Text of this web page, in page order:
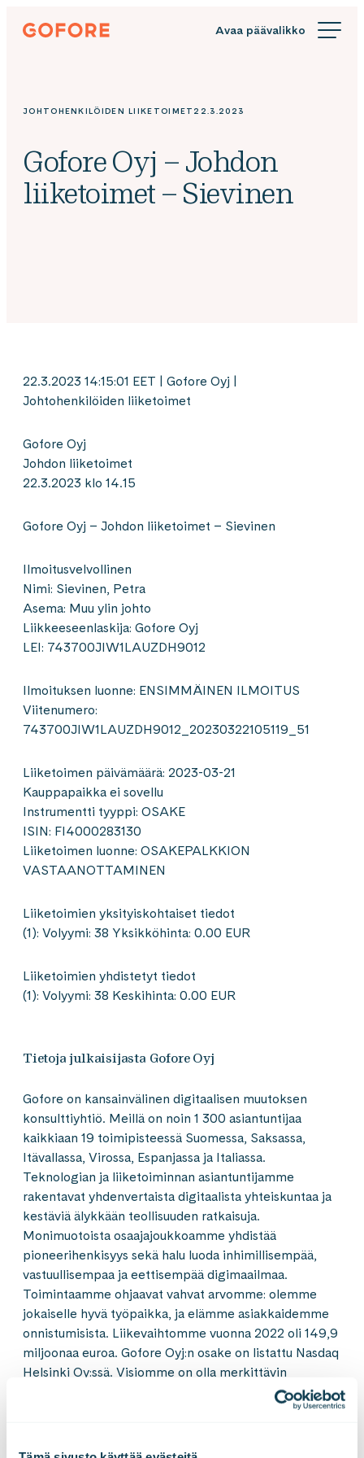
Siirry
suoraan
Gofore
knowledge
JOHTOHENKILÖIDEN LIIKETOIMET 22.3.2023
Gofore Oyj – Johdon
liiketoimet – Sievinen
22.3.2023 14:15:01 EET | Gofore Oyj |
Johtohenkilöiden liiketoimet
Gofore Oyj
Johdon liiketoimet
22.3.2023 klo 14.15
Gofore Oyj – Johdon liiketoimet – Sievinen
Ilmoitusvelvollinen
Nimi: Sievinen, Petra
Asema: Muu ylin johto
Liikkeeseenlaskija: Gofore Oyj
LEI: 743700JIW1LAUZDH9012
Ilmoituksen luonne: ENSIMMÄINEN ILMOITUS
Viitenumero:
743700JIW1LAUZDH9012_20230322105119_51
Liiketoimen päivämäärä: 2023-03-21
Kauppapaikka ei sovellu
Instrumentti tyyppi: OSAKE
ISIN: FI4000283130
Liiketoimen luonne: OSAKEPALKKION
VASTAANOTTAMINEN
Liiketoimien yksityiskohtaiset tiedot
(1): Volyymi: 38 Yksikköhinta: 0.00 EUR
Liiketoimien yhdistetyt tiedot
(1): Volyymi: 38 Keskihinta: 0.00 EUR
Tietoja julkaisijasta Gofore Oyj
Gofore on kansainvälinen digitaalisen muutoksen
konsulttiyhtiö. Meillä on noin 1 300 asiantuntijaa
kaikkiaan 19 toimipisteessä Suomessa, Saksassa,
Itävallassa, Virossa, Espanjassa ja Italiassa.
Teknologian ja liiketoiminnan asiantuntijamme
rakentavat yhdenvertaista digitaalista yhteiskuntaa ja
kestäviä älykkään teollisuuden ratkaisuja.
Monimuotoista osaajajoukkoamme yhdistää
pioneerihenkisyys sekä halu luoda inhimillisempää,
vastuullisempaa ja eettisempää digimaailmaa.
Toimintaamme ohjaavat vahvat arvomme: olemme
jokaiselle hyvä työpaikka, ja elämme asiakkaidemme
onnistumisista. Liikevaihtomme vuonna 2022 oli 149,9
miljoonaa euroa. Gofore Oyj:n osake on listattu Nasdaq
Helsinki Oy:ssä. Visiomme on olla merkittävin